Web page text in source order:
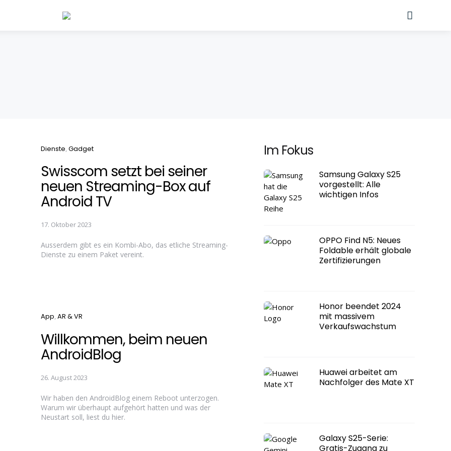
Categories
Dienste Gadget
Swisscom setzt bei seiner
neuen Streaming-Box auf
Android TV
17. Oktober 2023
Ausserdem gibt es ein Kombi-Abo, das etliche Streaming-
Dienste zu einem Paket vereint.
Categories
App AR & VR
Willkommen, beim neuen
AndroidBlog
26. August 2023
Wir haben den AndroidBlog einem Reboot unterzogen.
Warum wir überhaupt aufgehört hatten und was der
Neustart soll, liest du hier.
Im Fokus
Samsung Galaxy S25
vorgestellt: Alle
wichtigen Infos
OPPO Find N5: Neues
Foldable erhält globale
Zertifizierungen
Honor beendet 2024
mit massivem
Verkaufswachstum
Huawei arbeitet am
Nachfolger des Mate XT
Galaxy S25-Serie:
Gratis-Zugang zu